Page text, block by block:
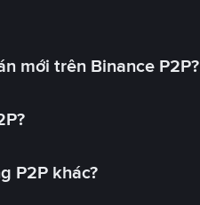
mới trên Binance P2P?
P2P khác?